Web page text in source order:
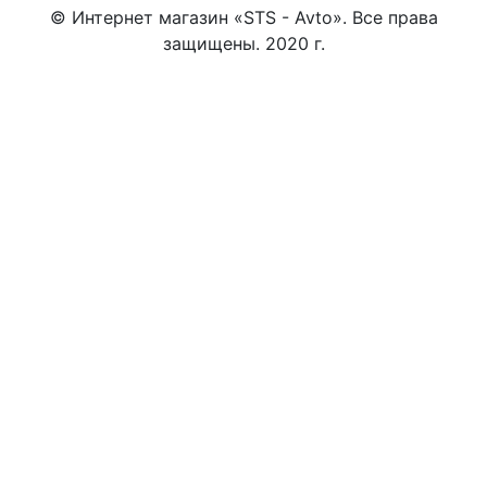
© Интернет магазин «STS - Avto». Все права
защищены. 2020 г.